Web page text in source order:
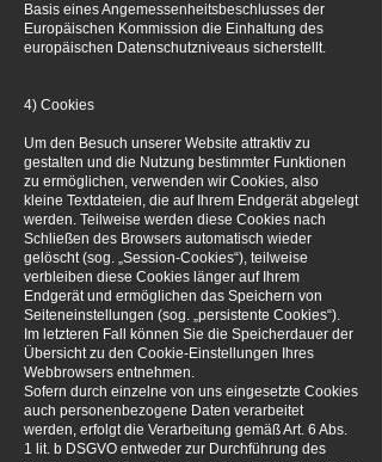
Basis eines Angemessenheitsbeschlusses der
Europäischen Kommission die Einhaltung des
europäischen Datenschutzniveaus sicherstellt.
4) Cookies
Um den Besuch unserer Website attraktiv zu
gestalten und die Nutzung bestimmter Funktionen
zu ermöglichen, verwenden wir Cookies, also
kleine Textdateien, die auf Ihrem Endgerät abgelegt
werden. Teilweise werden diese Cookies nach
Schließen des Browsers automatisch wieder
gelöscht (sog. „Session-Cookies“), teilweise
verbleiben diese Cookies länger auf Ihrem
Endgerät und ermöglichen das Speichern von
Seiteneinstellungen (sog. „persistente Cookies“).
Im letzteren Fall können Sie die Speicherdauer der
Übersicht zu den Cookie-Einstellungen Ihres
Webbrowsers entnehmen.
Sofern durch einzelne von uns eingesetzte Cookies
auch personenbezogene Daten verarbeitet
werden, erfolgt die Verarbeitung gemäß Art. 6 Abs.
1 lit. b DSGVO entweder zur Durchführung des